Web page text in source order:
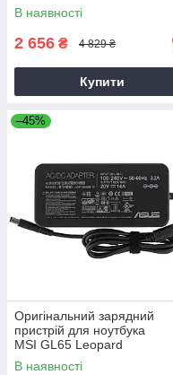
В наявності
2 656 ₴ 4 829 ₴
Купити
–45%
Оригінальний зарядний
пристрій для ноутбука
MSI GL65 Leopard
В наявності